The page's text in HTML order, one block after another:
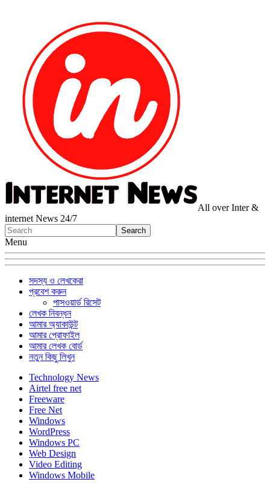
All over Inter &
internet News 24/7
Menu
সদস্য ও লেখকেরা
প্রবেশ করুন
পাসওয়ার্ড রিসেট
লেখক নিবন্ধন
আমার অ্যাকাউন্ট
আমার প্রোফাইল
আমার লেখক বোর্ড
নতুন কিছু লিখুন
Technology News
Airtel free net
Freeware
Free Net
Windows
WordPress
Windows PC
Web Design
Video Editing
Windows Mobile